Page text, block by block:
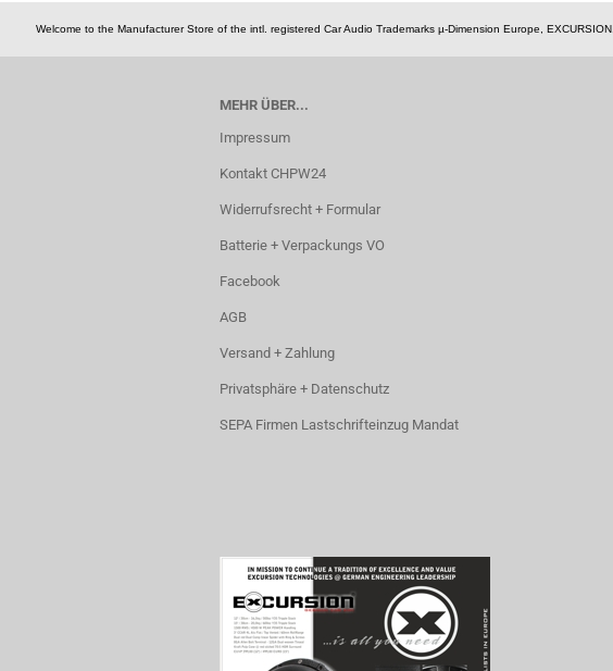
Welcome to the Manufacturer Store of the intl. registered Car Audio Trademarks µ-Dimension Europe,
MEHR ÜBER...
Impressum
Kontakt CHPW24
Widerrufsrecht + Formular
Batterie + Verpackungs VO
Facebook
AGB
Versand + Zahlung
Privatsphäre + Datenschutz
SEPA Firmen Lastschrifteinzug Mandat